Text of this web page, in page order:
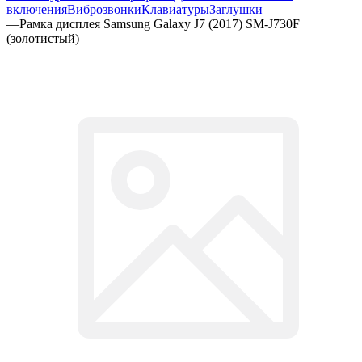
включенияВиброзвонкиКлавиатурыЗаглушки
—Рамка дисплея Samsung Galaxy J7 (2017) SM-J730F
(золотистый)